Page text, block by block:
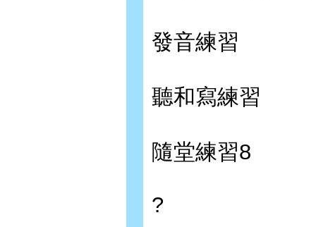
發音練習
聽和寫練習
隨堂練習8
?